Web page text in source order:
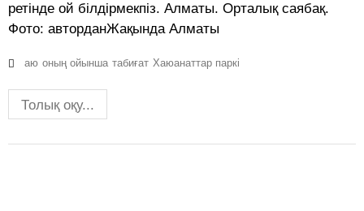
ретінде ой білдірмекпіз. Алматы. Орталық саябақ.
Фото: авторданЖақында Алматы
аю оның ойынша табиғат Хаюанаттар паркі
Толық оқу...